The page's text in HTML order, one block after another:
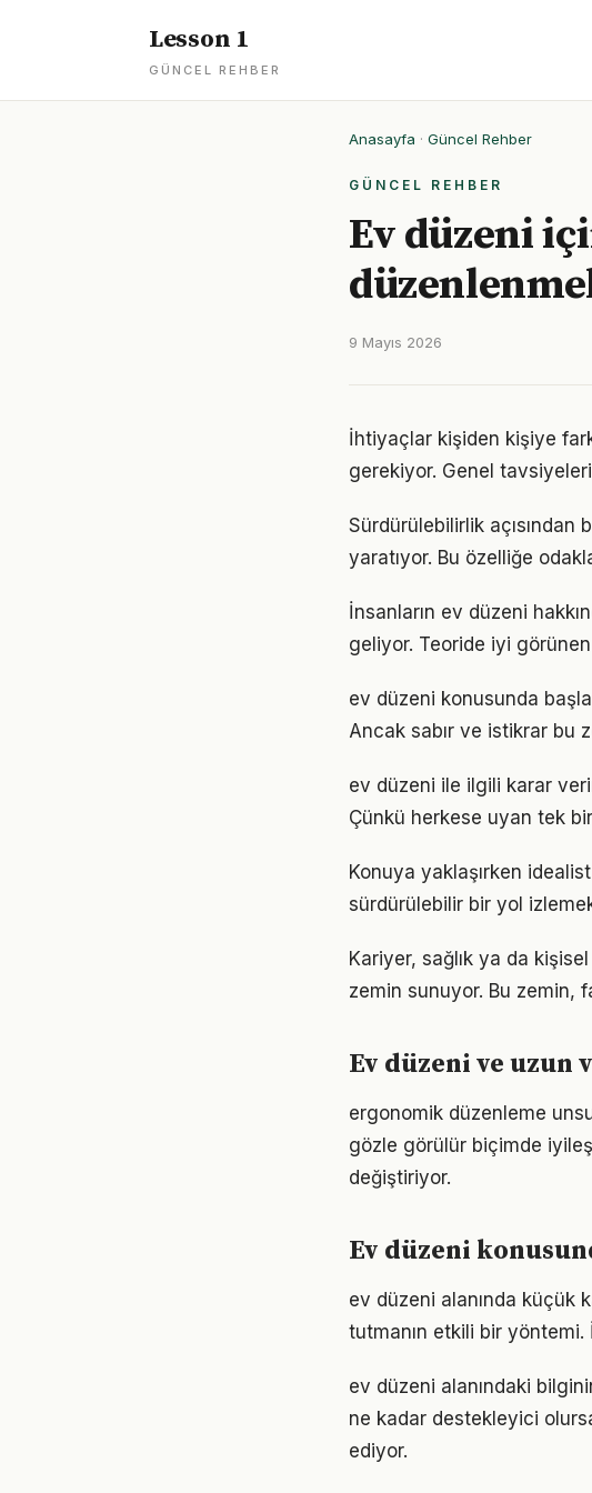
Lesson 1
GÜNCEL REHBER
Anasayfa · Güncel Rehber
GÜNCEL REHBER
Ev düzeni
9 Mayıs 2026
İhtiyaçlar kişiden kişiye
gerekiyor. Genel tavsiyeleri
Sürdürülebilirlik açısından
yaratıyor. Bu özelliğe
İnsanların ev düzeni
geliyor. Teoride iyi
ev düzeni konusunda
Ancak sabır ve istikrar bu
ev düzeni ile ilgili karar
Çünkü herkese uyan tek
Konuya yaklaşırken
sürdürülebilir bir yol
Kariyer, sağlık ya da
zemin sunuyor. Bu zemin,
Ev düzeni ve uzun
ergonomik düzenleme
gözle görülür biçimde
değiştiriyor.
Ev düzeni
ev düzeni alanında küçük
tutmanın etkili bir
ev düzeni alanındaki
ne kadar destekleyici
ediyor.